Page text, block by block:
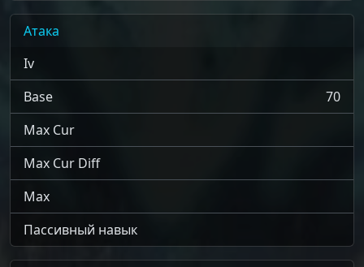
Атака
Iv
Base
70
Max Cur
Max Cur Diff
Max
Пассивный навык